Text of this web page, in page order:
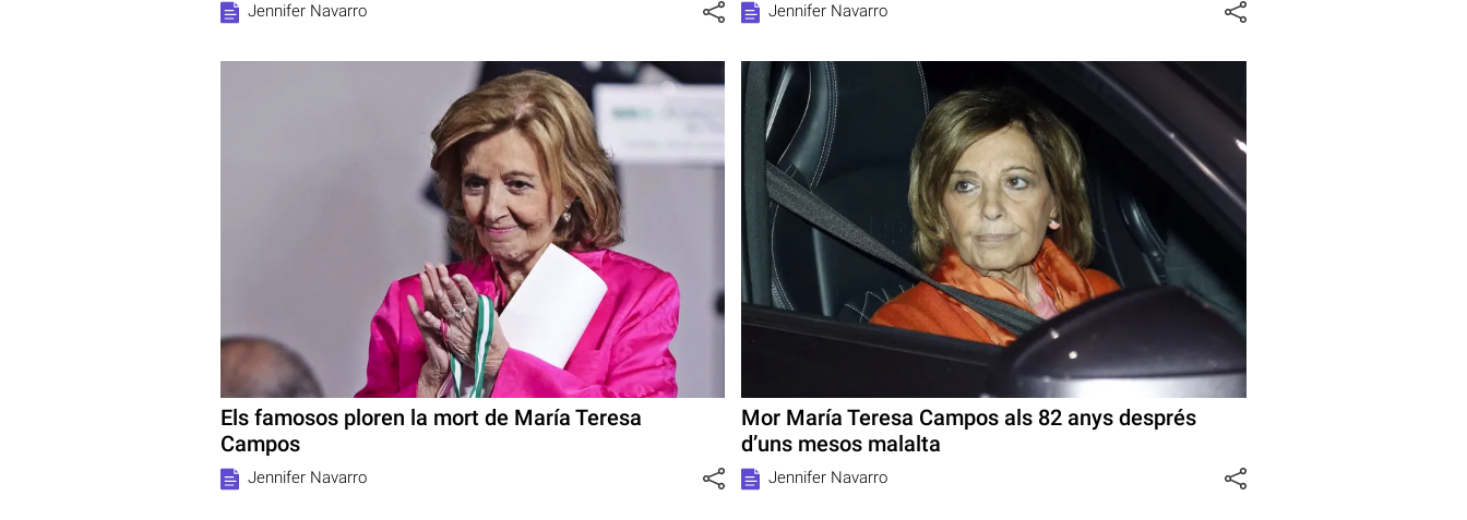
Jennifer Navarro Jennifer Navarro
Els famosos ploren la mort de María Teresa
Campos
Jennifer Navarro
Mor María Teresa Campos als 82 anys després
d’uns mesos malalta
Jennifer Navarro